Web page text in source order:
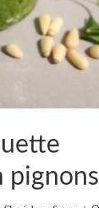
pignons